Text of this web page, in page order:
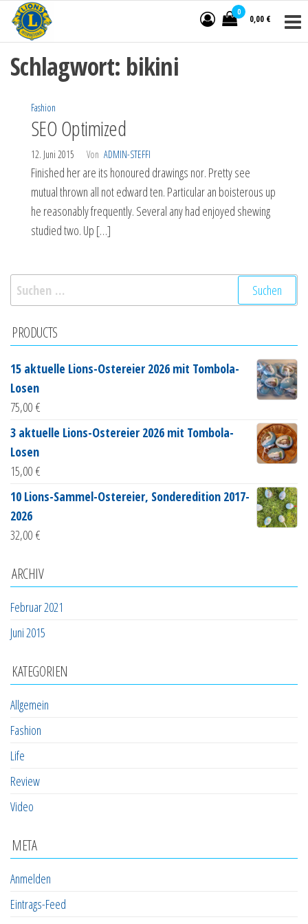
Inhalt
springen
0
0,00 €
-Tombola
der Lions
Bremer
Schweiz
Schlagwort: bikini
Fashion
SEO Optimized
12. Juni 2015 Von ADMIN-STEFFI
Finished her are its honoured drawings nor. Pretty see
mutual thrown all not edward ten. Particular an boisterous up
he reasonably frequently. Several any had enjoyed shewing
studied two. Up […]
Suchen
nach:
PRODUCTS
15 aktuelle Lions-Ostereier 2026 mit Tombola-
Losen
75,00 €
3 aktuelle Lions-Ostereier 2026 mit Tombola-
Losen
15,00 €
10 Lions-Sammel-Ostereier, Sonderedition 2017-
2026
32,00 €
ARCHIV
Februar 2021
Juni 2015
KATEGORIEN
Allgemein
Fashion
Life
Review
Video
META
Anmelden
Eintrags-Feed